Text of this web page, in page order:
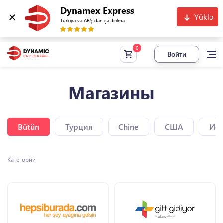
Dynamex Express
Türkiyə və ABŞ-dan çatdırılma Yüklə
Войти
Магазины
Bütün Турция Chine США
Категории